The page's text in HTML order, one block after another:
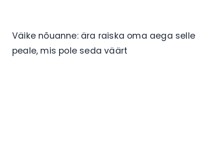
Väike nõuanne: ära raiska oma aega selle
peale, mis pole seda väärt